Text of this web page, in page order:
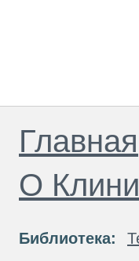
Главная
О
Библиотека: